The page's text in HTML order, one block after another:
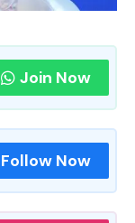
Join Now
Follow Now